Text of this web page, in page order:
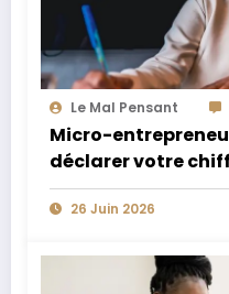
Le Mal Pensant
Micro-
déclarer votre
26 Juin 2026